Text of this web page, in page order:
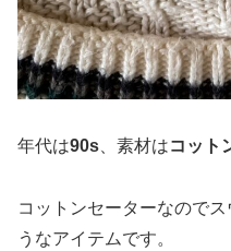
年代は90s 、素材はコット
コットンセーターなので
うなアイテムです。